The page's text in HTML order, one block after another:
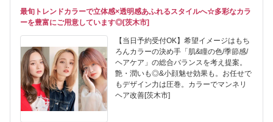
最旬トレンドカラーで立体感×透明感あふれるスタイルへ☆多彩なカラ
ーを豊富にご用意しています◎[茨木市]
【当日予約受付OK】希望イメージはもち
ろんカラーの決め手「肌&瞳の色/季節感/
ヘアケア」の総合バランスを考え提案。
艶・潤いも◎&小顔魅せ効果も。お任せで
もデザイン力は圧巻。カラーでマンネリ
ヘア改善[茨木市]